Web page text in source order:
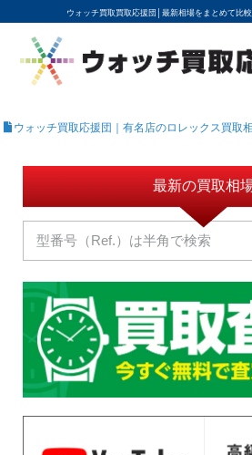
ウォッチ買取買取応援団│ 最新相場をまとめて比
YouTubeで動画を公開中
ROLEXモデル名から買取相場を調
高級時計ブランド名から買取相場を
地域から買取店を探す
店舗名から買取店を探す
ブランド時計を高く売る方法
買取査定を依頼する
ウォッチ買取応援団｜有名店のロレックス買取
最新の買取相